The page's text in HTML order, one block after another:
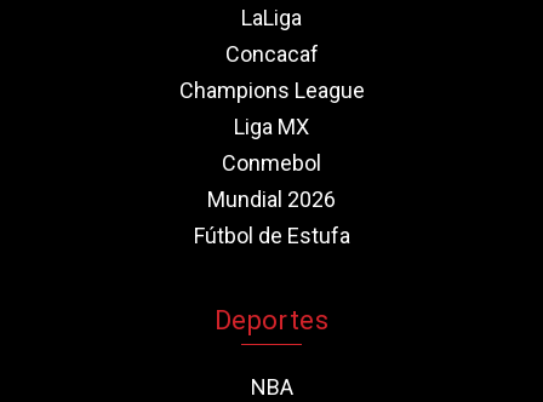
LaLiga
Concacaf
Champions League
Liga MX
Conmebol
Mundial 2026
Fútbol de Estufa
Deportes
NBA